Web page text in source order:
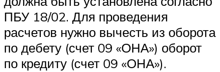
ПБУ 18/02. Для проведения
расчетов нужно вычесть из оборота
по дебету (счет 09 «ОНА») оборот
по кредиту (счет 09 «ОНА»).